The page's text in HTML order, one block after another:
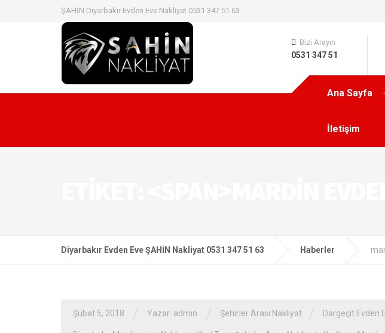
ŞAHİN Diyarbakır Evden Eve Nakliyat 0531 347 51 63
Ana Sayfa
İletişim
Bizi Arayın
0531 347 51
Diyarbakır Evden Eve ŞAHİN Nakliyat 0531 347 51 63 Haberler
Şubat 5, 2018 Yazar: admin Şehirler Arası Nakliyat Dargeçit Evden